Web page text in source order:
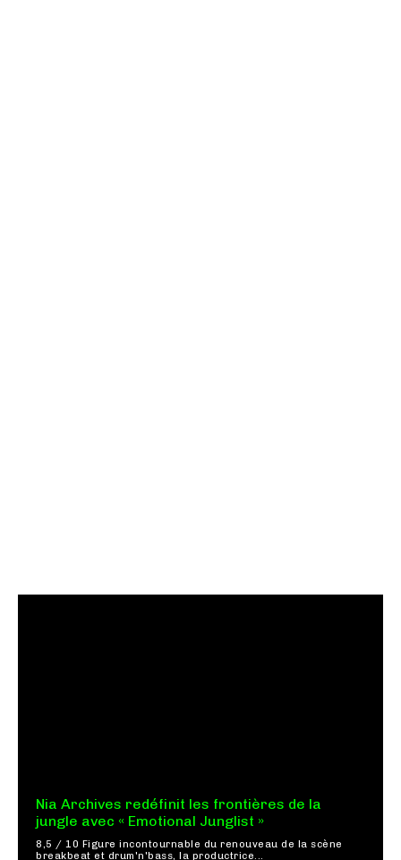
Nia Archives redéfinit les frontières de la
jungle avec « Emotional Junglist »
8,5 / 10 Figure incontournable du renouveau de la scène
breakbeat et drum'n'bass, la productrice...